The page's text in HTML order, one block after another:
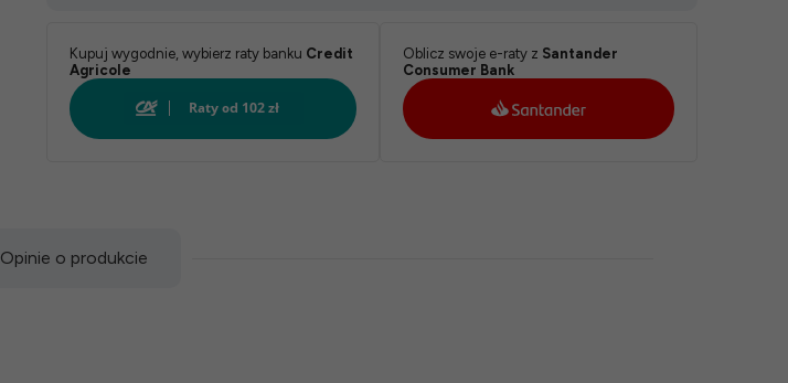
Kupuj wygodnie, wybierz raty banku Credit
Agricole
Oblicz swoje e-raty z Santander
Consumer Bank
Opinie o produkcie